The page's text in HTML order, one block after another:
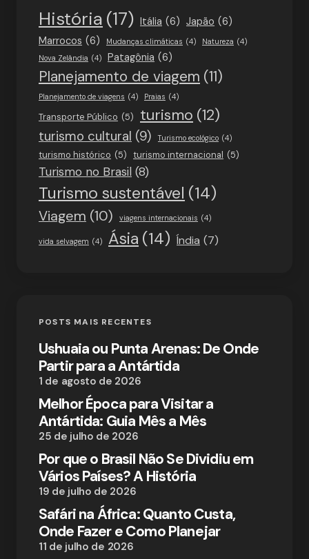
História (17) Itália (6) Japão (6)
Marrocos (6) Mudanças climáticas (4) Natureza (4)
Nova Zelândia (4) Patagônia (6)
Planejamento de viagem (11)
Planejamento de viagens (4) Praias (4)
Transporte Público (5) turismo (12)
turismo cultural (9) Turismo ecológico (4)
turismo histórico (5) turismo internacional (5)
Turismo no Brasil (8)
Turismo sustentável (14)
Viagem (10) viagens internacionais (4)
vida selvagem (4) Ásia (14) Índia (7)
POSTS MAIS RECENTES
Ushuaia ou Punta Arenas: De Onde
Partir para a Antártida
1 de agosto de 2026
Melhor Época para Visitar a
Antártida: Guia Mês a Mês
25 de julho de 2026
Por que o Brasil Não Se Dividiu em
Vários Países? A História
19 de julho de 2026
Safári na África: Quanto Custa,
Onde Fazer e Como Planejar
11 de julho de 2026